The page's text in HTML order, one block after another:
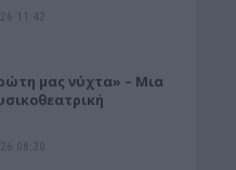
11:42
μας νύχτα» – Μια
08:30